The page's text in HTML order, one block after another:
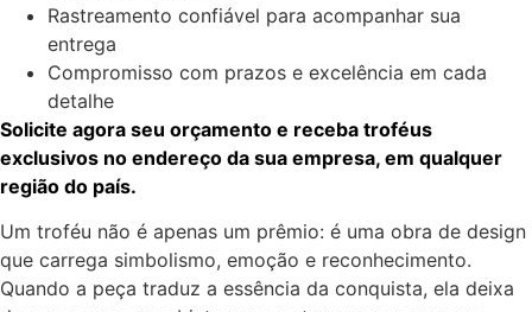
Rastreamento confiável para acompanhar sua
entrega
Compromisso com prazos e excelência em cada
detalhe
Solicite agora seu orçamento e receba troféus
exclusivos no endereço da sua empresa, em qualquer
região do país.
Um troféu não é apenas um prêmio: é uma obra de design
que carrega simbolismo, emoção e reconhecimento.
Quando a peça traduz a essência da conquista, ela deixa